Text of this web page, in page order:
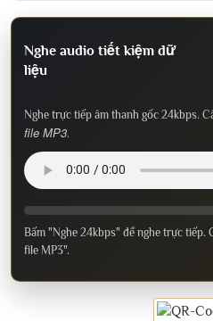
Nghe audio tiết kiệm dữ
liệu
Nghe trực tiếp âm thanh gốc 24kbps.
file MP3.
Bấm "Nghe 24kbps" để nghe trực tiếp.
file MP3".